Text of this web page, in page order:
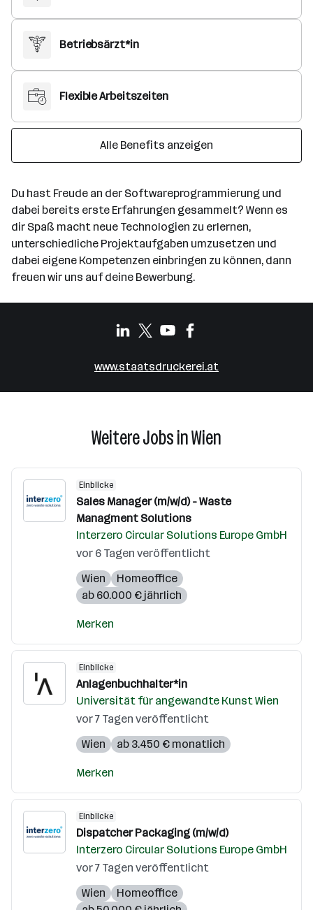
Betriebsärzt*in
Flexible Arbeitszeiten
Alle Benefits anzeigen
Du hast Freude an der Softwareprogrammierung und
dabei bereits erste Erfahrungen gesammelt? Wenn es
dir Spaß macht neue Technologien zu erlernen,
unterschiedliche Projektaufgaben umzusetzen und
dabei eigene Kompetenzen einbringen zu können, dann
freuen wir uns auf deine Bewerbung.
www.staatsdruckerei.at
Weitere Jobs in Wien
Einblicke
Sales Manager (m/w/d) - Waste
Managment Solutions
Interzero Circular Solutions Europe GmbH
vor 6 Tagen veröffentlicht
Wien
Homeoffice
ab 60.000 € jährlich
Merken
Einblicke
Anlagenbuchhalter*in
Universität für angewandte Kunst Wien
vor 7 Tagen veröffentlicht
Wien
ab 3.450 € monatlich
Merken
Einblicke
Dispatcher Packaging (m/w/d)
Interzero Circular Solutions Europe GmbH
vor 7 Tagen veröffentlicht
Wien
Homeoffice